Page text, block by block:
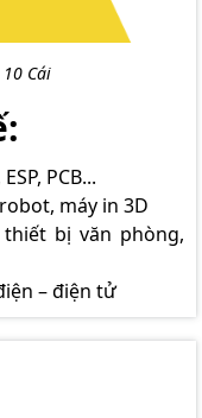
Cái
PCB...
máy in 3D
bị văn phòng,
– điện tử